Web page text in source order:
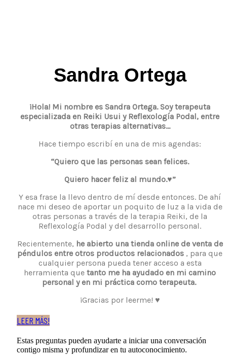
Sandra Ortega
¡Hola! Mi nombre es Sandra Ortega. Soy terapeuta
especializada en Reiki Usui y Reflexología Podal, entre
otras terapias alternativas…
Hace tiempo escribí en una de mis agendas:
“Quiero que las personas sean felices.
Quiero hacer feliz al mundo.♥”
Y esa frase la llevo dentro de mí desde entonces. De ahí
nace mi deseo de aportar un poquito de luz a la vida de
otras personas a través de la terapia Reiki, de la
Reflexología Podal y del desarrollo personal.
Recientemente, he abierto una tienda online de venta de
péndulos entre otros productos relacionados , para que
cualquier persona pueda tener acceso a esta
herramienta que tanto me ha ayudado en mi camino
personal y en mi práctica como terapeuta.
¡Gracias por leerme! ♥
LEER MÁS!
Estas preguntas pueden ayudarte a iniciar una conversación
contigo misma y profundizar en tu autoconocimiento.